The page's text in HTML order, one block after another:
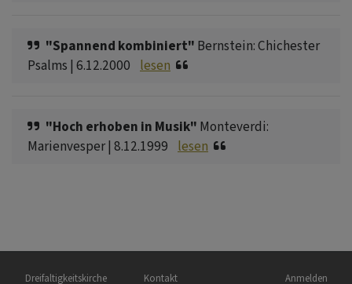
"Spannend kombiniert" Bernstein: Chichester
Psalms | 6.12.2000 lesen
"Hoch erhoben in Musik" Monteverdi:
Marienvesper | 8.12.1999 lesen
Hauptnavigation
Dreifaltigkeitskirche Fußbereichsmenü
Kontakt Anmelden